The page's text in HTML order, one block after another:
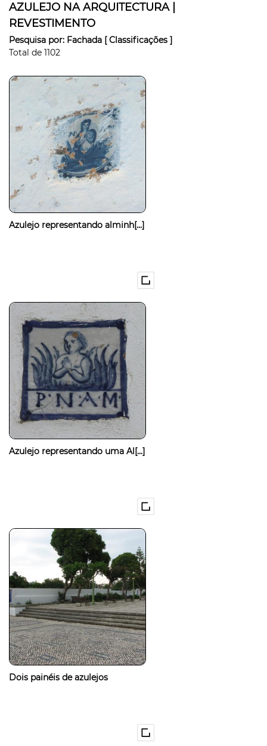
AZULEJO NA ARQUITECTURA |
REVESTIMENTO
Pesquisa por: Fachada [ Classificações ]
Total de 1102
Azulejo representando alminh[...]
Azulejo representando uma Al[...]
Dois painéis de azulejos